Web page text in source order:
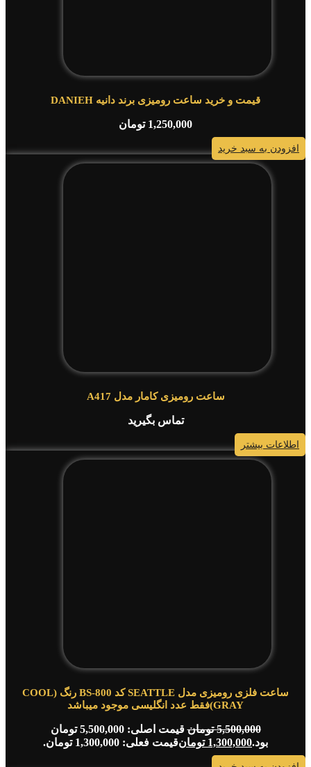
قیمت و خرید ساعت رومیزی برند دانیه DANIEH
1,250,000 تومان
افزودن به سبد خرید
ساعت رومیزی کامار مدل A417
تماس بگیرید
اطلاعات بیشتر
ساعت فلزی رومیزی مدل SEATTLE کد BS-800 رنگ (COOL
GRAY)فقط عدد انگلیسی موجود میباشد
5,500,000 تومان
قیمت اصلی: 5,500,000 تومان
بود.1,300,000 تومانقیمت فعلی: 1,300,000 تومان.